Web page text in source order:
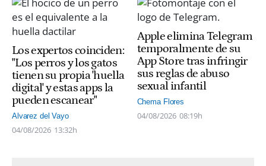
Los expertos coinciden:
"Los perros y los gatos
tienen su propia 'huella
digital' y estas apps la
pueden escanear"
Alvarez del Vayo
04/08/2026 13:32h
Apple elimina Telegram
temporalmente de su
App Store tras infringir
sus reglas de abuso
sexual infantil
Chema Flores
04/08/2026 08:19h